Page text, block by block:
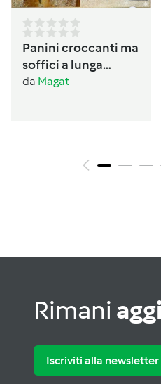
Panini croccanti ma
soffici a lunga
lievitazione
da Magat
Rimani
Iscriviti alla newsletter